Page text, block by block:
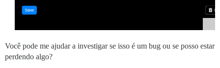
Você pode me ajudar a investigar se isso é um bug ou se posso estar
perdendo algo?